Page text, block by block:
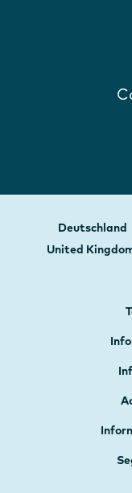
Deutschland
United